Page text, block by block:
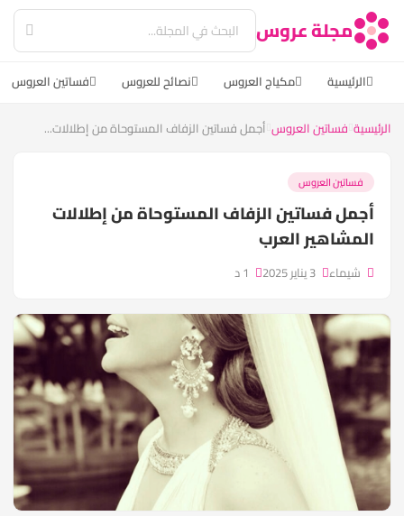
مجلة عروس
الرئيسية مكياج العروس نصائح للعروس فساتين العروس
الرئيسية فساتين العروس أجمل فساتين الزفاف المستوحاة من إطلالات...
فساتين العروس
أجمل فساتين الزفاف المستوحاة من إطلالات
المشاهير العرب
شيماء